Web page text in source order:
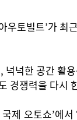
토빌트’가
넉한 공간 활
경쟁력을 다시
오토쇼’에